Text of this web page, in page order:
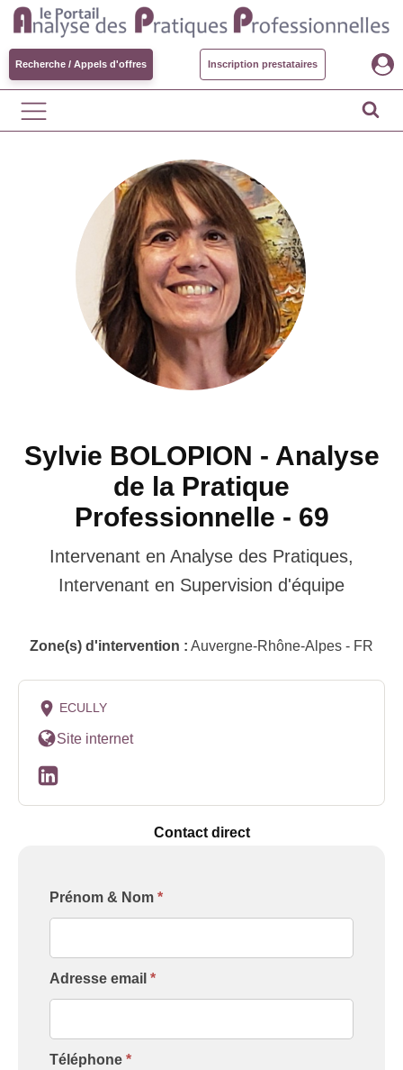
Recherche / Appels d'offres Inscription prestataires
Sylvie BOLOPION - Analyse
de la Pratique
Professionnelle - 69
Intervenant en Analyse des Pratiques,
Intervenant en Supervision d'équipe
Zone(s) d'intervention : Auvergne-Rhône-Alpes - FR
ECULLY
Site internet
Contact direct
Formulaire
[Contact
Prénom & Nom *
Adresse email *
Téléphone *